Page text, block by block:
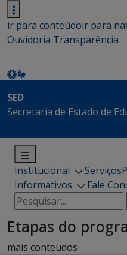
ir para conteúdoir para
Ouvidoria Transparência
SED
Secretaria de Estado de
Institucional Serviços
Informativos
Fale
Pesquisar
por:
Etapas do
mais conteudos